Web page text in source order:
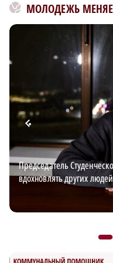
МОЛОДЕЖЬ
Председатель
вдохновлять других людей